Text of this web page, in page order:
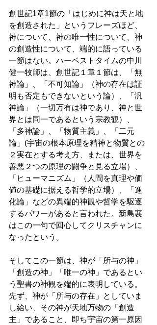
創世記1章1節の「はじめに神は天と地
を創造された」というフレーズほど、
神について、神の唯一性について、神
の創造性について、端的に語っている
一節はない。ハーベストタイムの中川
健一牧師は、創世記１章１節は、「無
神論」、「不可知論」（神の存在は証
明も否定もできないという論）、「汎
神論」（一切万有は神であり、神と世
界とは同一であるという宗教観）、
「多神論」、「物質主義」、「二元
論」(宇宙の根本原理を精神と物質との
２実在とする考え方、または、世界を
善悪２つの原理の闘争と見る立場）、
「ヒューマニズム」（人間を真理や価
値の基礎に据える哲学的立場）、「進
化論」などの異端的神観や哲学を駆逐
するパワーがあると言われた。新島襄
はこの一句で回心してクリスチャンに
なったという。
そしてこの一節は、神が「所与の神」
「創造の神」「唯一の神」であるとい
う聖書の神観を端的に表明している。
先ず、神が「所与の存在」としていま
し給い、その神が天地万物の「創造
主」であること、即ち宇宙の第一原因